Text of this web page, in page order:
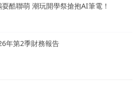
酷聯萌 潮玩開學祭搶抱AI筆電！
年第2季財務報告